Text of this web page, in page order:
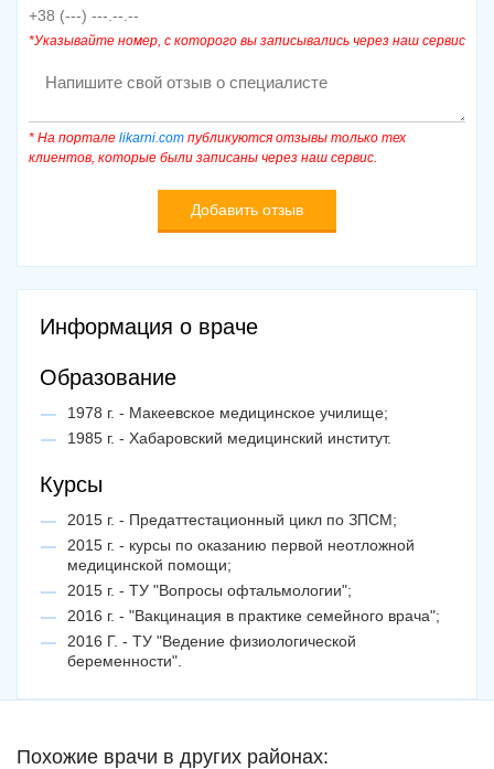
*Указывайте номер, с которого вы записывались через наш сервис
* На портале likarni.com публикуются отзывы только тех
клиентов, которые были записаны через наш сервис.
Информация о враче
Образование
1978 г. - Макеевское медицинское училище;
1985 г. - Хабаровский медицинский институт.
Курсы
2015 г. - Предаттестационный цикл по ЗПСМ;
2015 г. - курсы по оказанию первой неотложной
медицинской помощи;
2015 г. - ТУ "Вопросы офтальмологии";
2016 г. - "Вакцинация в практике семейного врача";
2016 Г. - ТУ "Ведение физиологической
беременности".
Похожие врачи в других районах: